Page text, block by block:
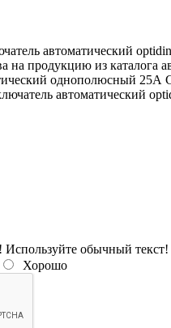
автоматический
на продукцию из
однополюсный
автоматический
обычный текст!
Хорошо